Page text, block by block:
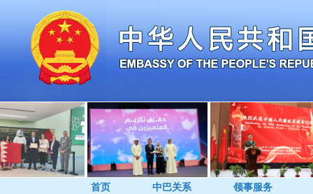
首页 中巴关系 领事服务